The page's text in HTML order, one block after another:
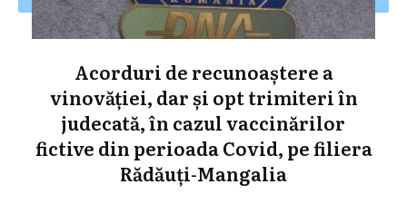
Acorduri de recunoaștere a
vinovăției, dar și opt trimiteri în
judecată, în cazul vaccinărilor
fictive din perioada Covid, pe filiera
Rădăuți-Mangalia